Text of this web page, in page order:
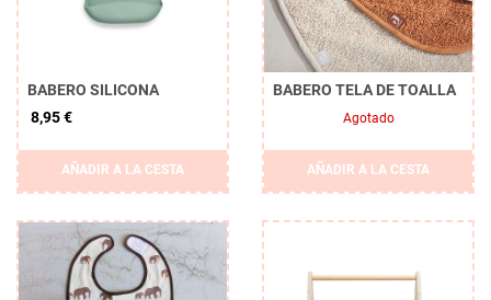
BABERO SILICONA
8,95 €
AÑADIR A LA CESTA
BABERO TELA DE TOALLA
Agotado
AÑADIR A LA CESTA